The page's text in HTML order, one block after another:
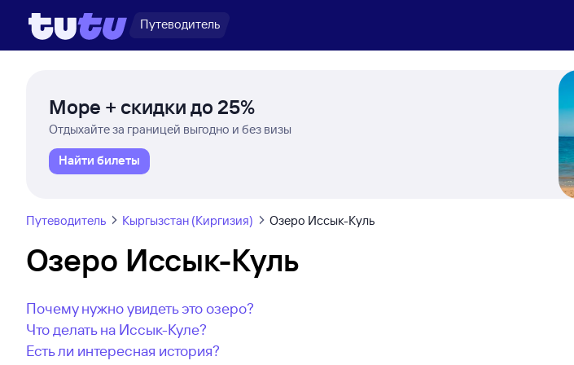
Путеводитель
Море + скидки до 25%
Отдыхайте за границей выгодно и без визы
Найти билеты
Путеводитель Кыргызстан (Киргизия) Озеро Иссык-Куль
Озеро Иссык-Куль
Почему нужно увидеть это озеро?
Что делать на Иссык-Куле?
Есть ли интересная история?